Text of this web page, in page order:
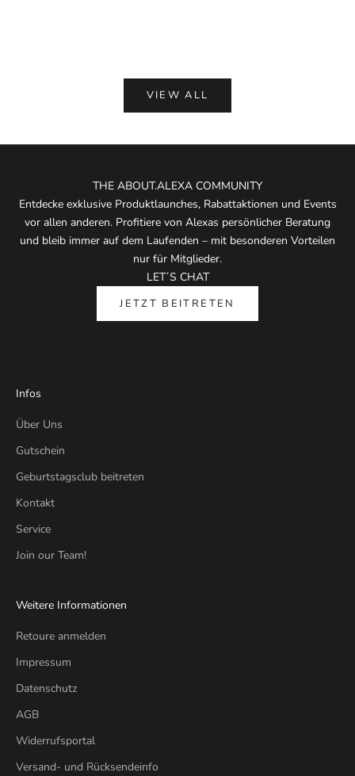
VIEW ALL
THE ABOUT.ALEXA COMMUNITY
Entdecke exklusive Produktlaunches, Rabattaktionen und Events
vor allen anderen. Profitiere von Alexas persönlicher Beratung
und bleib immer auf dem Laufenden – mit besonderen Vorteilen
nur für Mitglieder.
LET´S CHAT
JETZT BEITRETEN
Infos
Über Uns
Gutschein
Geburtstagsclub beitreten
Kontakt
Service
Join our Team!
Weitere Informationen
Retoure anmelden
Impressum
Datenschutz
AGB
Widerrufsportal
Versand- und Rücksendeinfo